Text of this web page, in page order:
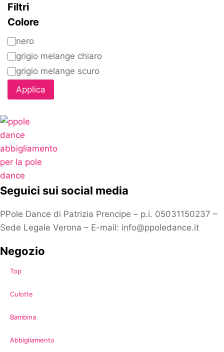
Filtri
Colore
nero
grigio melange chiaro
grigio melange scuro
Applica
Seguici sui social media
PPole Dance di Patrizia Prencipe – p.i. 05031150237 –
Sede Legale Verona – E-mail: info@ppoledance.it
Negozio
Top
Culotte
Bambina
Abbigliamento